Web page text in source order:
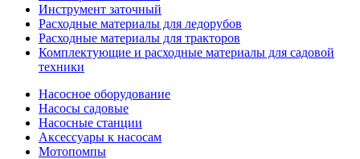
Инструмент заточный
Расходные материалы для ледорубов
Расходные материалы для тракторов
Комплектующие и расходные материалы для садовой
техники
Насосное оборудование
Насосы садовые
Насосные станции
Аксессуары к насосам
Мотопомпы